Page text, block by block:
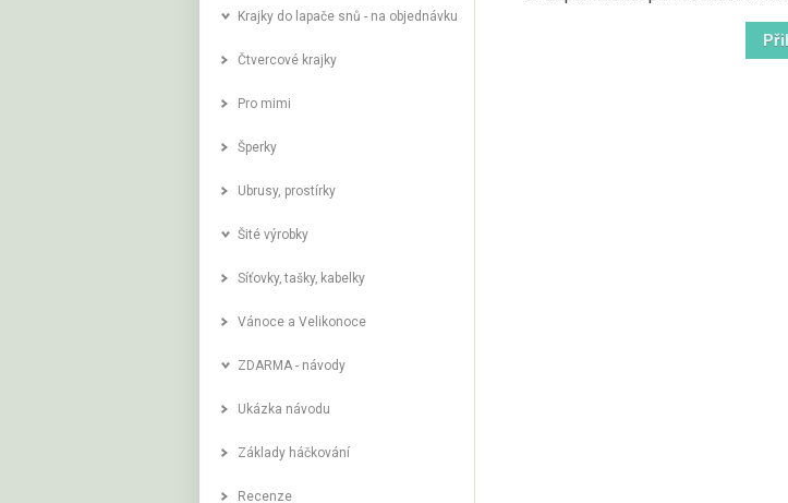
Krajky do lapače snů - na objednávku
Čtvercové krajky
Pro mimi
Šperky
Ubrusy, prostírky
Šité výrobky
Síťovky‚ tašky‚ kabelky
Vánoce a Velikonoce
ZDARMA - návody
Ukázka návodu
Základy háčkování
Recenze